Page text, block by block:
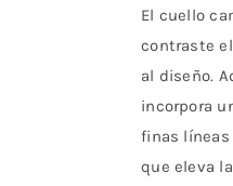
El cuello
contraste
al diseño.
incorpora
finas
que eleva